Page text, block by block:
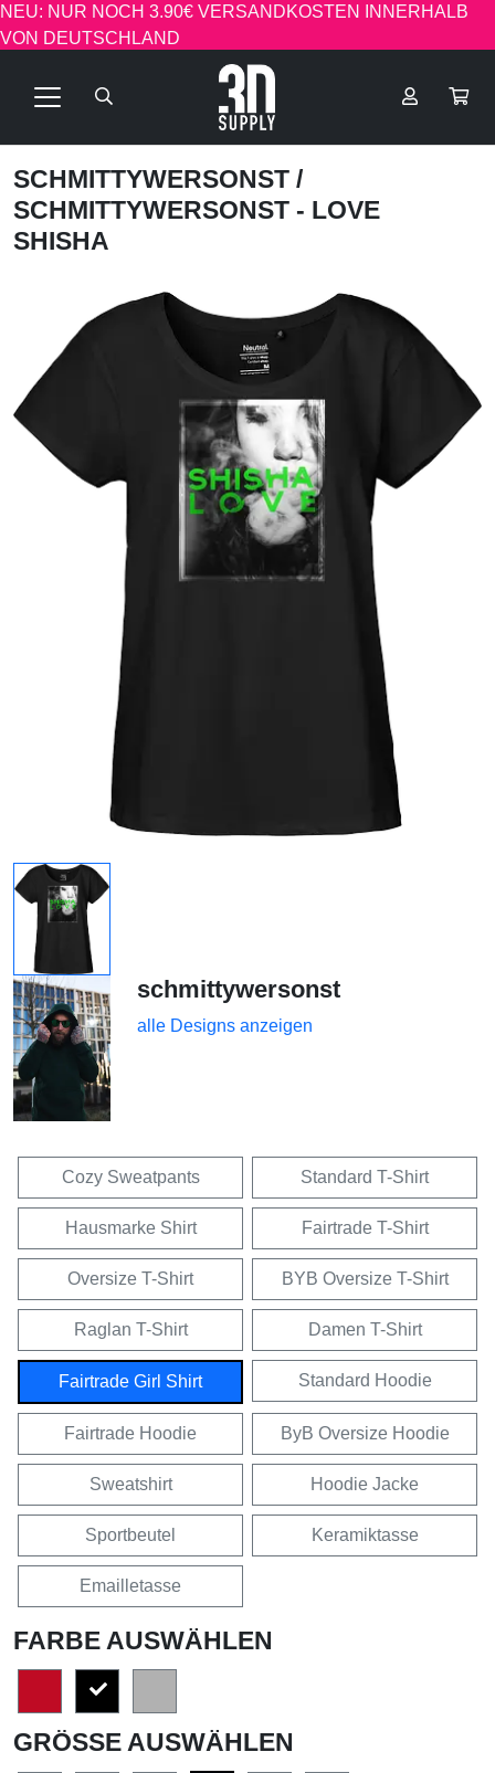
NEU: NUR NOCH 3.90€ VERSANDKOSTEN INNERHALB
VON DEUTSCHLAND
SCHMITTYWERSONST /
SCHMITTYWERSONST - LOVE
SHISHA
schmittywersonst
alle Designs anzeigen
Cozy Sweatpants Standard T-Shirt
Hausmarke Shirt Fairtrade T-Shirt
Oversize T-Shirt BYB Oversize T-Shirt
Raglan T-Shirt Damen T-Shirt
Fairtrade Girl Shirt Standard Hoodie
Fairtrade Hoodie ByB Oversize Hoodie
Sweatshirt Hoodie Jacke
Sportbeutel Keramiktasse
Emailletasse
FARBE AUSWÄHLEN
GRÖSSE AUSWÄHLEN